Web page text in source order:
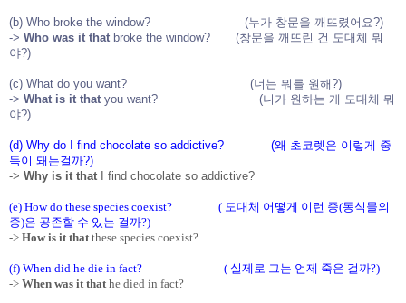
(b) Who broke the window? (누가 창문을 깨뜨렸어요?)
-> Who was it that broke the window? (창문을 깨뜨린 건 도대체 뭐
야?)
(c) What do you want? (너는 뭐를 원해?)
-> What is it that you want? (니가 원하는 게 도대체 뭐
야?)
(d) Why do I find chocolate so addictive? (왜 초코렛은 이렇게 중
독이 돼는걸까?)
-> Why is it that I find chocolate so addictive?
(e) How do these species coexist? ( 도대체 어떻게 이런 종(동식물의
종)은 공존할 수 있는 걸까?)
-> How is it thatthese species coexist?
(f) When did he die in fact? ( 실제로 그는 언제 죽은 걸까?)
-> When was it thathe died in fact?